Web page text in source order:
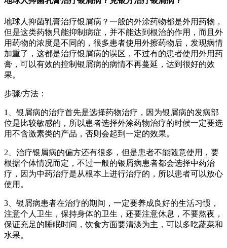
地球人抑菌乳膏治疗银屑病？一般的外涂药物都是外用药物，
但是这类药物只能抑制病症，并不能达到根治的作用，而且外
用药物的浓度是不同的，很多患者使用外擦药物后，发现病情
加重了，这都是治疗银屑病的误区，不过有的患者使用外用药
膏，可以有效的控制银屑病的病情不再蔓延，达到很好的效
果。
步骤/方法：
1、银屑病的治疗首先是选择药物治疗，因为银屑病的发病部
位是比较敏感的，所以患者选择外涂药物治疗的时候一定要选
用不含激素类的产品，否则会起到一定的效果。
2、治疗银屑病的偏方还有很多，但是患者不能随意使用，要
根据个体情况而定，不过一般的银屑病患者都会选择中药治
疗，因为中药治疗是从根本上进行治疗的，所以患者可以放心
使用。
3、银屑病患者在治疗的期间，一定要养成良好的生活习惯，
注意个人卫生，保持身体的卫生，还要注意休息，不要熬夜，
保证充足的睡眠时间，饮食方面要清淡为主，可以多吃蔬菜和
水果。